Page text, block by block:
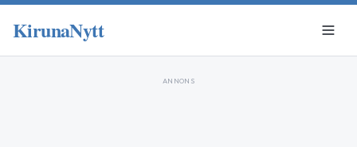
KirunaNytt
ANNONS